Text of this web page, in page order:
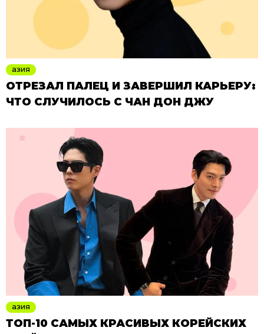
азия
ОТРЕЗАЛ ПАЛЕЦ И ЗАВЕРШИЛ КАРЬЕРУ:
ЧТО СЛУЧИЛОСЬ С ЧАН ДОН ДЖУ
азия
ТОП-10 САМЫХ КРАСИВЫХ КОРЕЙСКИХ